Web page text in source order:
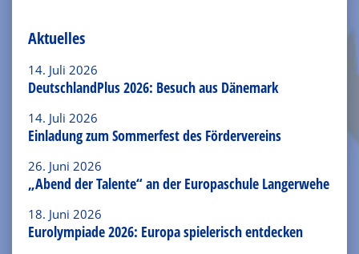
Aktuelles
14. Juli 2026
DeutschlandPlus 2026: Besuch aus Dänemark
14. Juli 2026
Einladung zum Sommerfest des Fördervereins
26. Juni 2026
„Abend der Talente“ an der Europaschule Langerwehe
18. Juni 2026
Eurolympiade 2026: Europa spielerisch entdecken